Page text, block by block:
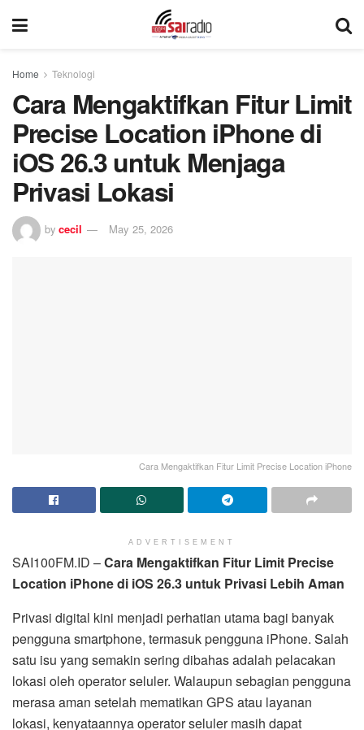
Home Teknologi
Cara Mengaktifkan Fitur Limit
Precise Location iPhone di
iOS 26.3 untuk Menjaga
Privasi Lokasi
by cecil May 25, 2026
Cara Mengaktifkan Fitur Limit Precise Location iPhone
ADVERTISEMENT
SAI100FM.ID –Cara Mengaktifkan Fitur Limit Precise
Location iPhone di iOS 26.3 untuk Privasi Lebih Aman
Privasi digital kini menjadi perhatian utama bagi banyak
pengguna smartphone, termasuk pengguna iPhone. Salah
satu isu yang semakin sering dibahas adalah pelacakan
lokasi oleh operator seluler. Walaupun sebagian pengguna
merasa aman setelah mematikan GPS atau layanan
lokasi, kenyataannya operator seluler masih dapat